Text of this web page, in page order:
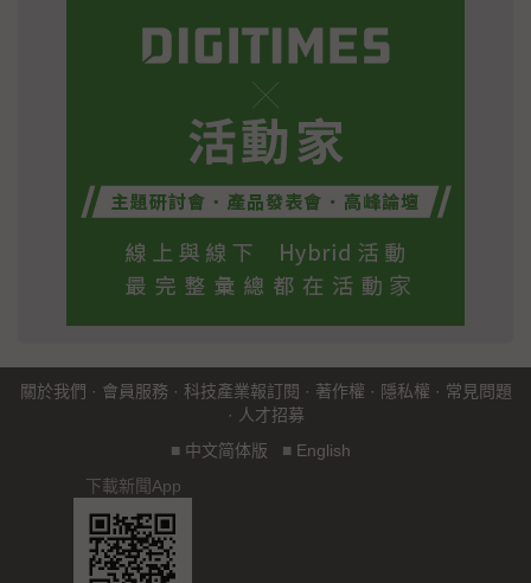
關於我們 · 會員服務 · 科技產業報訂閱 · 著作權 · 隱私權 · 常見問題
· 人才招募
■ 中文简体版 ■ English
下載新聞App